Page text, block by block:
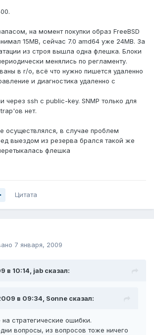
на момент покупки образ FreeBSD
15MB, сейчас 7.0 amd64 уже 24MB. За
из строя вышла одна флешка. Блоки
менялись по регламенту.
в r/o, всё что нужно пишется удаленно
и диагностика удаленно с
через ssh с public-key. SNMP только для
нет.
осуществлялся, в случае проблем
выездом из резерва брался такой же
флешка
Цитата
7 января, 2009
в 10:14, jab сказал:
в 09:34, Sonne сказал:
стратегические ошибки.
вопросы, из вопросов тоже ничего